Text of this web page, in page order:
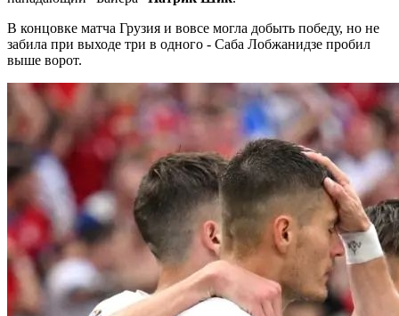
В концовке матча Грузия и вовсе могла добыть победу, но не
забила при выходе три в одного - Саба Лобжанидзе пробил
выше ворот.